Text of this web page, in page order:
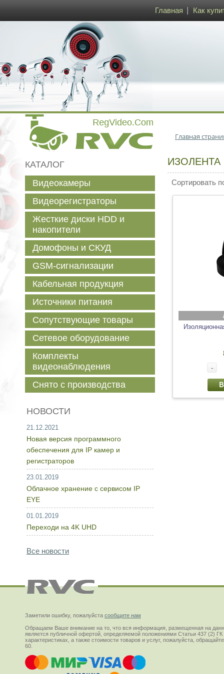
Главная Как
Главная
ИЗОЛЕНТА
Сортировать
-
КАТАЛОГ
Видеокамеры
Видеорегистраторы
Жесткие диски HDD и
накопители
Домофоны и СКУД
GSM-сигнализации
Кабельная продукция
Источники питания
Сопутствующие товары
Сетевое оборудование
Комплекты
видеонаблюдения
Снято с производства
НОВОСТИ
21.12.2021
Новая версия программного
обеспечения для IP камер и
регистраторов
23.01.2019
Облачное хранение с сервисом IP
EYE
01.01.2019
Переходи на 4K UHD
Все новости
Заметили ошибку, пожалуйста сообщите нам
Обращаем Ваше внимание на то, что вся информация, размещенная на
является публичной офертой, определяемой положениями Статьи 437 (2)
характеристиках, а также стоимости товаров и услуг, пожалуйста,
60.